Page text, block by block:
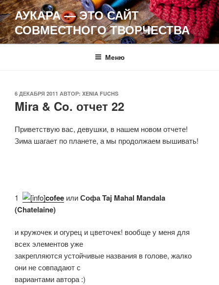
Перейти
к
содержимому
АУКАРА — ЭТО САЙТ
СОВМЕСТНОГО ТВОРЧЕСТВА
Меню
ОПУБЛИКОВАНО
6 ДЕКАБРЯ 2011 АВТОР: XENIA FUCHS
Mira & Co. отчет 22
Приветствую вас, девушки, в нашем новом отчете!
Зима шагает по планете, а мы продолжаем вышивать!
1. cofee илиСофа Taj Mahal Mandala
(Chatelaine)
и кружочек и огурец и цветочек! вообще у меня для
всех элементов уже
закрепляются устойчивые названия в голове, жалко
они не совпадают с
вариантами автора :)